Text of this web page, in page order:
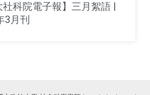
社科院電子報】三月絮語 |
3月刊